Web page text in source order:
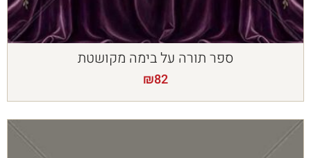
ספר תורה על בימה מקושטת
₪82